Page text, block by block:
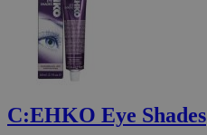
C:EHKO Eye Shades